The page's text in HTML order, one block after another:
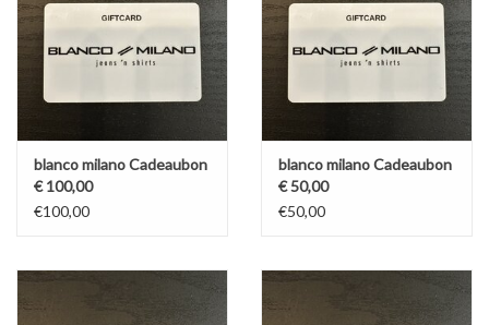
blanco milano Cadeaubon
€ 100,00
€100,00
blanco milano Cadeaubon
€ 50,00
€50,00